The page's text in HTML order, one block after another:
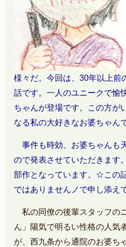
様々だ。今回は、30年以上前
話です。一人のユニークで愉
ちゃんが登場です。この方が
なる私の大好きなお婆ちゃん
事件も時効、お婆ちゃんも
ので発表させていただきます。
部作となっています。 ☆この
ではありませんノで申し添え
私の同僚の後輩スタッフの
ん」陽気で明るい性格の人気
が、西九条から通院のお婆ち